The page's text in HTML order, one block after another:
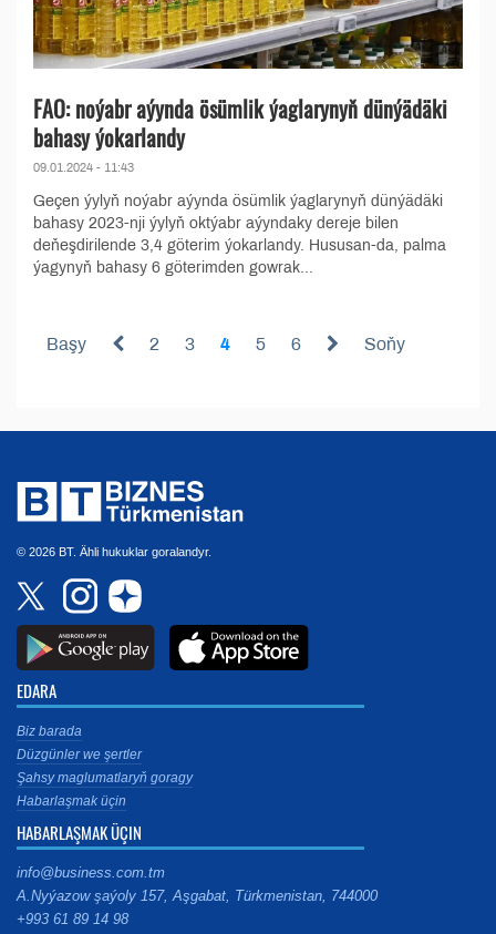
FAO: noýabr aýynda ösümlik ýaglarynyň dünýädäki
bahasy ýokarlandy
09.01.2024 - 11:43
Geçen ýylyň noýabr aýynda ösümlik ýaglarynyň dünýädäki
bahasy 2023-nji ýylyň oktýabr aýyndaky dereje bilen
deňeşdirilende 3,4 göterim ýokarlandy. Hususan-da, palma
ýagynyň bahasy 6 göterimden gowrak...
Başy 2 3 4 5 6 Soňy
© 2026 BT. Ähli hukuklar goralandyr.
EDARA
Biz barada
Düzgünler we şertler
Şahsy maglumatlaryň goragy
Habarlaşmak üçin
HABARLAŞMAK ÜÇIN
info@business.com.tm
A.Nyýazow şaýoly 157, Aşgabat, Türkmenistan, 744000
+993 61 89 14 98